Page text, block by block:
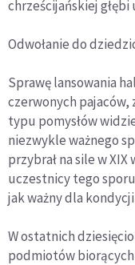
chrześcijańskiej
Odwołanie do
Sprawę lansowania
czerwonych pajaców,
typu pomysłów
niezwykle ważnego
przybrał na sile w
uczestnicy tego
jak ważny dla
W ostatnich
podmiotów